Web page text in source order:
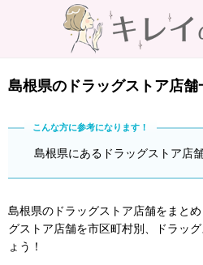
島根県のドラッグストア店舗
島根県にあるドラッグストア店
島根県のドラッグストア店舗をまと
グストア店舗を市区町村別、ドラッ
ょう！